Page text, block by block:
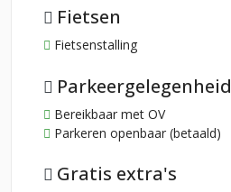
Fietsen
Fietsenstalling
Parkeergelegenheid
Bereikbaar met OV
Parkeren openbaar (betaald)
Gratis extra's